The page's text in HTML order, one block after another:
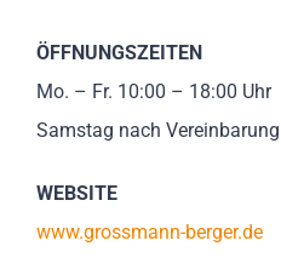
ÖFFNUNGSZEITEN
Mo. – Fr. 10:00 – 18:00 Uhr
Samstag nach Vereinbarung
WEBSITE
www.grossmann-berger.de